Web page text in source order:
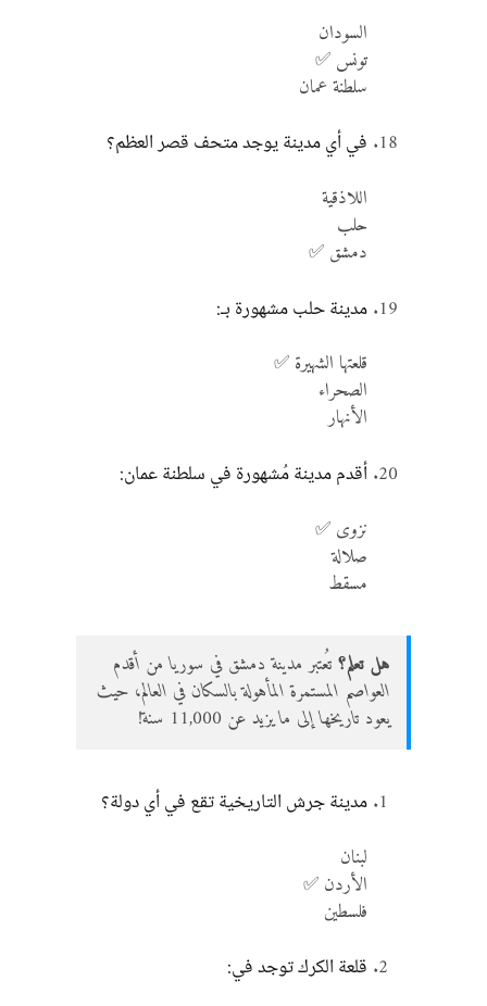
السودان
تونس ✅
سلطنة عمان
في أي مدينة يوجد متحف قصر العظم؟
اللاذقية
حلب
دمشق ✅
مدينة حلب مشهورة بـ:
قلعتها الشهيرة ✅
الصحراء
الأنهار
أقدم مدينة مُشهورة في سلطنة عمان:
نزوى ✅
صلالة
مسقط
هل تعلم؟تُعتبر مدينة دمشق في سوريا من أقدم
العواصم المستمرة المأهولة بالسكان في العالم، حيث
يعود تاريخها إلى ما يزيد عن 11,000 سنة!
مدينة جرش التاريخية تقع في أي دولة؟
لبنان
الأردن ✅
فلسطين
قلعة الكرك توجد في: